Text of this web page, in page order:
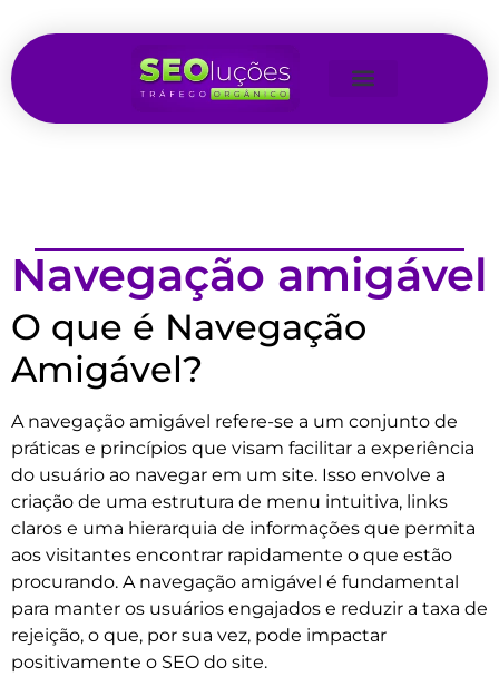
Navegação amigável
O que é Navegação
Amigável?
A navegação amigável refere-se a um conjunto de
práticas e princípios que visam facilitar a experiência
do usuário ao navegar em um site. Isso envolve a
criação de uma estrutura de menu intuitiva, links
claros e uma hierarquia de informações que permita
aos visitantes encontrar rapidamente o que estão
procurando. A navegação amigável é fundamental
para manter os usuários engajados e reduzir a taxa de
rejeição, o que, por sua vez, pode impactar
positivamente o SEO do site.